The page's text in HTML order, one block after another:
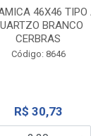
46X46 TIPO
BRANCO
CERBRAS
Código: 8646
R$ 30,73